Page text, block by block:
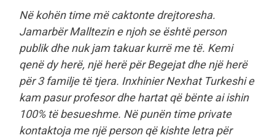
Në kohën time më caktonte drejtoresha.
Jamarbër Malltezin e njoh se është person
publik dhe nuk jam takuar kurrë me të. Kemi
qenë dy herë, një herë për Begejat dhe një herë
për 3 familje të tjera. Inxhinier Nexhat Turkeshi e
kam pasur profesor dhe hartat që bënte ai ishin
100% të besueshme. Në punën time private
kontaktoja me një person që kishte letra për